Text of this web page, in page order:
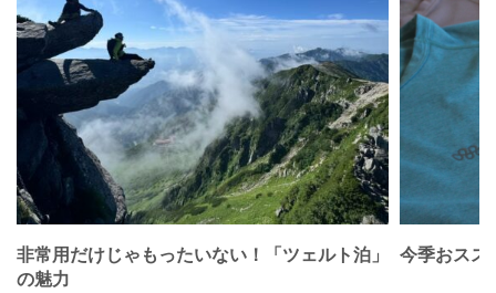
非常用だけじゃもったいない！「ツェルト泊」
の魅力
今季おスス